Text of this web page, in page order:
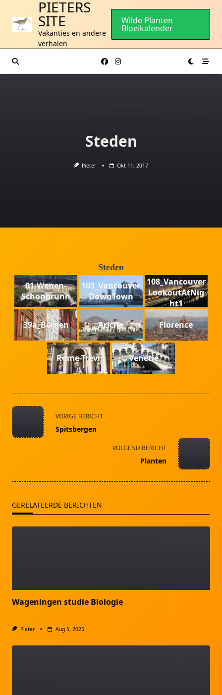
naar
PIETERS
SITE
Vakanties en andere
verhalen
Wilde Planten
Bloeikalender
Steden
Pieter Okt 11, 2017
Steden
01-Wenen-
Schonbrunn
103_Vancouver
DownTown
108_Vancouver
LookoutAtNig
ht1
39a_Bergen
Aricife Florence
Rome-Trevi Venetie
<span
class="nav-
subtitle
VORIGE BERICHT
Spitsbergen
VOLGEND BERICHT
Planten
GERELATEERDE BERICHTEN
Wageningen studie Biologie
Pieter Aug 5, 2025